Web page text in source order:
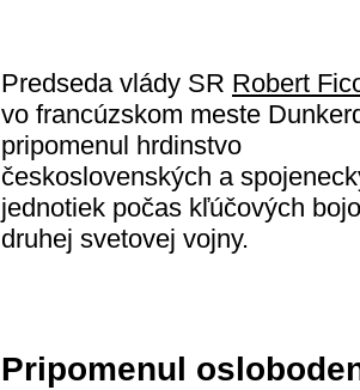
Predseda vlády SR Robert
vo francúzskom meste
pripomenul hrdinstvo
československých a
jednotiek počas kľúčových
druhej svetovej vojny.
Pripomenul